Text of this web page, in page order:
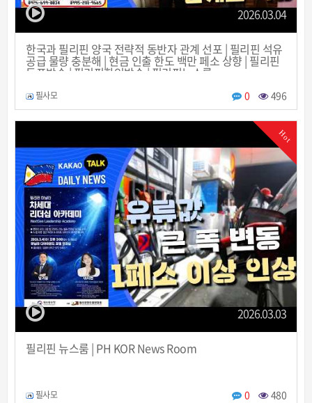
2026.03.04
한국과 필리핀 양국 전략적 동반자 관계 선포 | 필리핀 석유
공급 물량 충분해 | 현금 인출 한도 백만 페소 상향 | 필리핀
동포방송 | 필리핀한인방송 | 필리핀뉴스룸
필사모 0 496
Hot
2026.03.03
필리핀 뉴스룸 | PH KOR News Room
필사모 0 480